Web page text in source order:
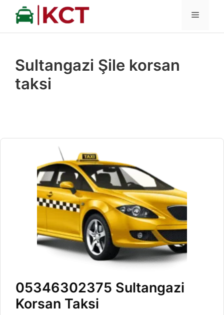
İçeriğe
MENÜ
Sultangazi Şile korsan
taksi
05346302375 Sultangazi
Korsan Taksi